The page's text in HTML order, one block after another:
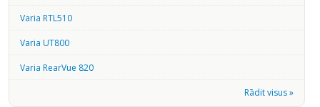
Varia RTL510
Varia UT800
Varia RearVue 820
Rādit visus »